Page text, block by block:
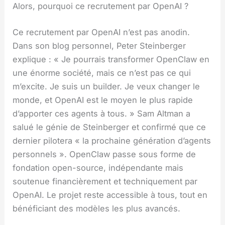
Alors, pourquoi ce recrutement par OpenAI ?
Ce recrutement par OpenAI n’est pas anodin.
Dans son blog personnel, Peter Steinberger
explique : « Je pourrais transformer OpenClaw en
une énorme société, mais ce n’est pas ce qui
m’excite. Je suis un builder. Je veux changer le
monde, et OpenAI est le moyen le plus rapide
d’apporter ces agents à tous. » Sam Altman a
salué le génie de Steinberger et confirmé que ce
dernier pilotera « la prochaine génération d’agents
personnels ». OpenClaw passe sous forme de
fondation open-source, indépendante mais
soutenue financièrement et techniquement par
OpenAI. Le projet reste accessible à tous, tout en
bénéficiant des modèles les plus avancés.